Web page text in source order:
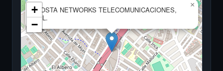
COSTA NETWORKS TELECOMUNICACIONES,
S.L.
×
+
−